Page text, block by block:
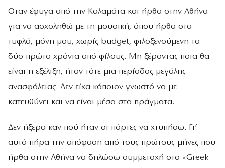
Οταν έφυγα από την Καλαµάτα και ήρθα στην Αθήνα
για να ασχοληθώ µε τη µουσική, όπου ήρθα στα
τυφλά, µόνη µου, χωρίς budget, φιλοξενούµενη τα
δύο πρώτα χρόνια από φίλους. Μη ξέροντας ποια θα
είναι η εξέλιξη, ήταν τότε µια περίοδος µεγάλης
ανασφάλειας. ∆εν είχα κάποιον γνωστό να µε
κατευθύνει και να είναι µέσα στα πράγµατα.
∆εν ήξερα καν πού ήταν οι πόρτες να χτυπήσω. Γι’
αυτό πήρα την απόφαση από τους πρώτους µήνες που
ήρθα στην Αθήνα να δηλώσω συµµετοχή στο «Greek